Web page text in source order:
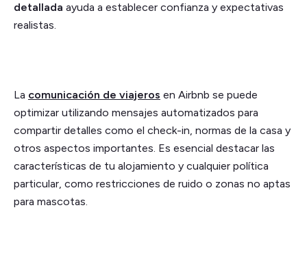
detallada ayuda a establecer confianza y expectativas
realistas.
La comunicación de viajeros en Airbnb se puede
optimizar utilizando mensajes automatizados para
compartir detalles como el check-in, normas de la casa y
otros aspectos importantes. Es esencial destacar las
características de tu alojamiento y cualquier política
particular, como restricciones de ruido o zonas no aptas
para mascotas.